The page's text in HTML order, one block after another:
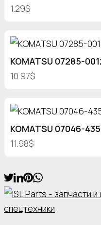
1.29$
KOMATSU 07285-
10.97$
KOMATSU 07046-
11.98$